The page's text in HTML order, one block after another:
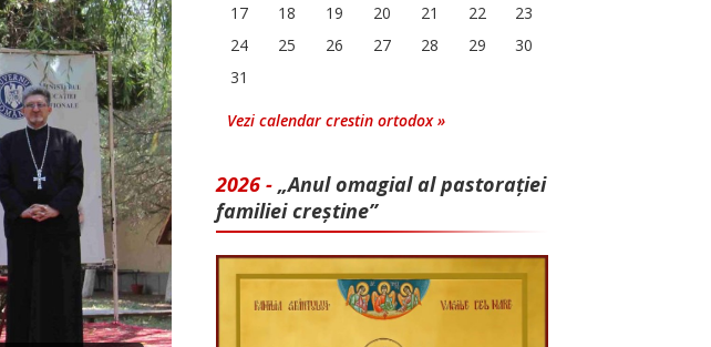
17
18 19 20 21 22
23
24
25 26 27 28 29
30
31
Vezi calendar crestin ortodox »
2026 - „Anul omagial al pastorației
familiei creștine”